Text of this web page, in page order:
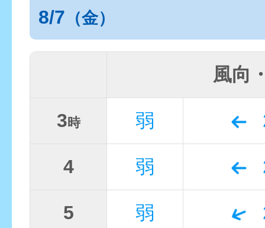
8/7 （金）
風向
3時 弱
4 弱
5 弱